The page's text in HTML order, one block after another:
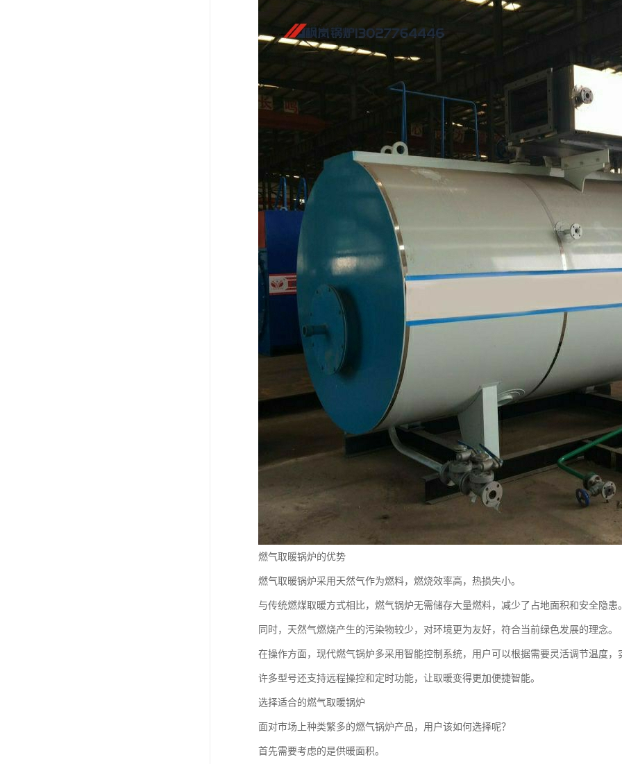
燃气取暖锅炉的优势
燃气取暖锅炉采用天然气作为燃料，燃烧效率高，热损失小。
与传统燃煤取暖方式相比，燃气锅炉无需储存大量燃料，减少了占地面积和安全隐患
同时，天然气燃烧产生的污染物较少，对环境更为友好，符合当前绿色发展的理念。
在操作方面，现代燃气锅炉多采用智能控制系统，用户可以根据需要灵活调节温度，
许多型号还支持远程操控和定时功能，让取暖变得更加便捷智能。
选择适合的燃气取暖锅炉
面对市场上种类繁多的燃气锅炉产品，用户该如何选择呢？
首先需要考虑的是供暖面积。